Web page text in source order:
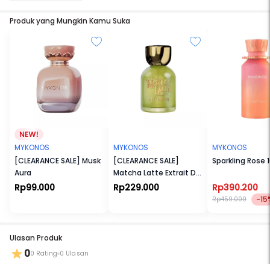
Produk yang Mungkin Kamu Suka
MYKONOS
[CLEARANCE SALE] Musk
Aura
Rp99.000
MYKONOS
[CLEARANCE SALE]
Matcha Latte Extrait De
Parfum
Rp229.000
MYKONOS
Sparkling Rose
Rp390.200
Rp459.000 -
Ulasan Produk
00 Rating 0 Ulasan